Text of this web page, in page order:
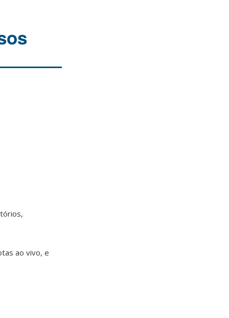
ao vivo, e